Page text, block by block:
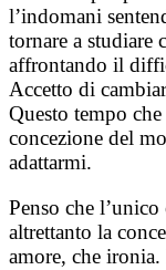
l’indomani
tornare a studiare
affrontando il
Accetto di
Questo tempo
concezione del
adattarmi.
Penso che
altrettanto la
amore, che